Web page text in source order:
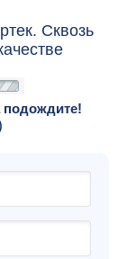
Сквозь
подождите!